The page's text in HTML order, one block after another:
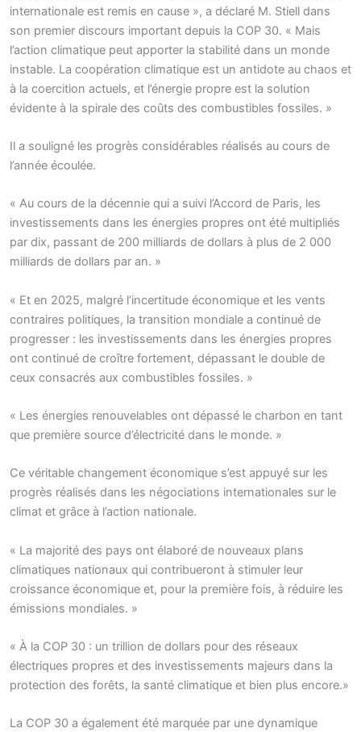
internationale est remis en cause », a déclaré M. Stiell dans
son premier discours important depuis la COP 30. « Mais
l’action climatique peut apporter la stabilité dans un monde
instable. La coopération climatique est un antidote au chaos et
à la coercition actuels, et l’énergie propre est la solution
évidente à la spirale des coûts des combustibles fossiles. »
Il a souligné les progrès considérables réalisés au cours de
l’année écoulée.
« Au cours de la décennie qui a suivi l’Accord de Paris, les
investissements dans les énergies propres ont été multipliés
par dix, passant de 200 milliards de dollars à plus de 2 000
milliards de dollars par an. »
« Et en 2025, malgré l’incertitude économique et les vents
contraires politiques, la transition mondiale a continué de
progresser : les investissements dans les énergies propres
ont continué de croître fortement, dépassant le double de
ceux consacrés aux combustibles fossiles. »
« Les énergies renouvelables ont dépassé le charbon en tant
que première source d’électricité dans le monde. »
Ce véritable changement économique s’est appuyé sur les
progrès réalisés dans les négociations internationales sur le
climat et grâce à l’action nationale.
« La majorité des pays ont élaboré de nouveaux plans
climatiques nationaux qui contribueront à stimuler leur
croissance économique et, pour la première fois, à réduire les
émissions mondiales. »
« À la COP 30 : un trillion de dollars pour des réseaux
électriques propres et des investissements majeurs dans la
protection des forêts, la santé climatique et bien plus encore.»
La COP 30 a également été marquée par une dynamique